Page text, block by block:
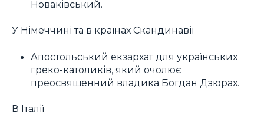
Новаківський.
У Німеччині та в країнах Скандинавії
Апостольський екзархат для українських
греко-католиків, який очолює
преосвященний владика Богдан Дзюрах.
В Італії